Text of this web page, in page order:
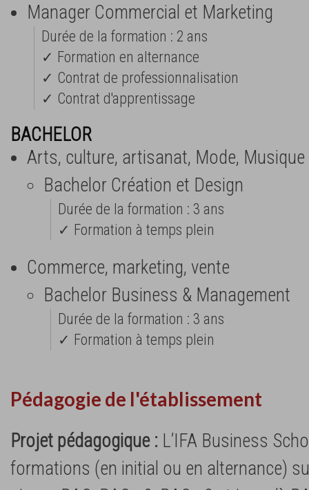
Manager Commercial et Marketing
Durée de la formation : 2 ans
✓ Formation en alternance
✓ Contrat de professionnalisation
✓ Contrat d'apprentissage
BACHELOR
Arts, culture, artisanat, Mode, Musique
Bachelor Création et Design
Durée de la formation : 3 ans
✓ Formation à temps plein
Commerce, marketing, vente
Bachelor Business & Management
Durée de la formation : 3 ans
✓ Formation à temps plein
Pédagogie de l'établissement
Projet pédagogique : L’IFA Business
formations (en initial ou en alternance)